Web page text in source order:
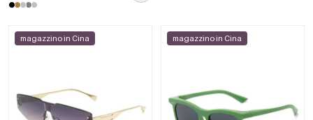
magazzino in Cina magazzino in Cina